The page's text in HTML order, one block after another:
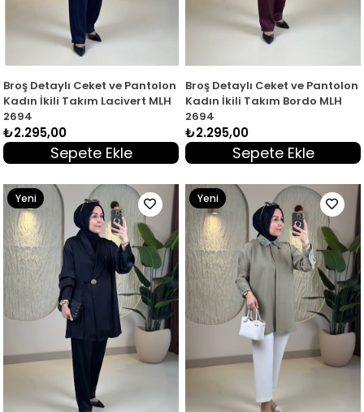
Broş Detaylı Ceket ve Pantolon
Kadın İkili Takım Lacivert MLH
2694
₺2.295,00
Sepete Ekle
Broş Detaylı Ceket ve Pantolon
Kadın İkili Takım Bordo MLH
2694
₺2.295,00
Sepete Ekle
Yeni
Ürün
Yeni
Ürün